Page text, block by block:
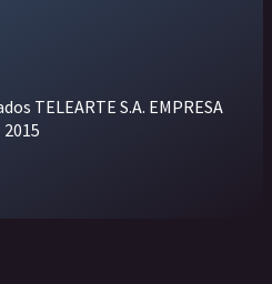
TELEARTE S.A. EMPRESA
2015